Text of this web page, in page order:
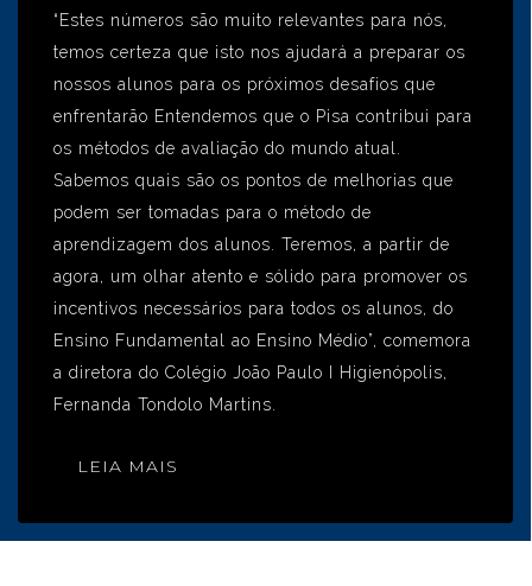
“Estes números são muito relevantes para nós,
temos certeza que isto nos ajudará a preparar os
nossos alunos para os próximos desafios que
enfrentarão Entendemos que o Pisa contribui para
os métodos de avaliação do mundo atual.
Sabemos quais são os pontos de melhorias que
podem ser tomadas para o método de
aprendizagem dos alunos. Teremos, a partir de
agora, um olhar atento e sólido para promover os
incentivos necessários para todos os alunos, do
Ensino Fundamental ao Ensino Médio”, comemora
a diretora do Colégio João Paulo I Higienópolis,
Fernanda Tondolo Martins.
LEIA MAIS